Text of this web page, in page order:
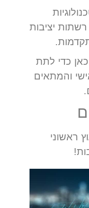
יציבות
כאן כדי לתת
והמתאים
ראשוני